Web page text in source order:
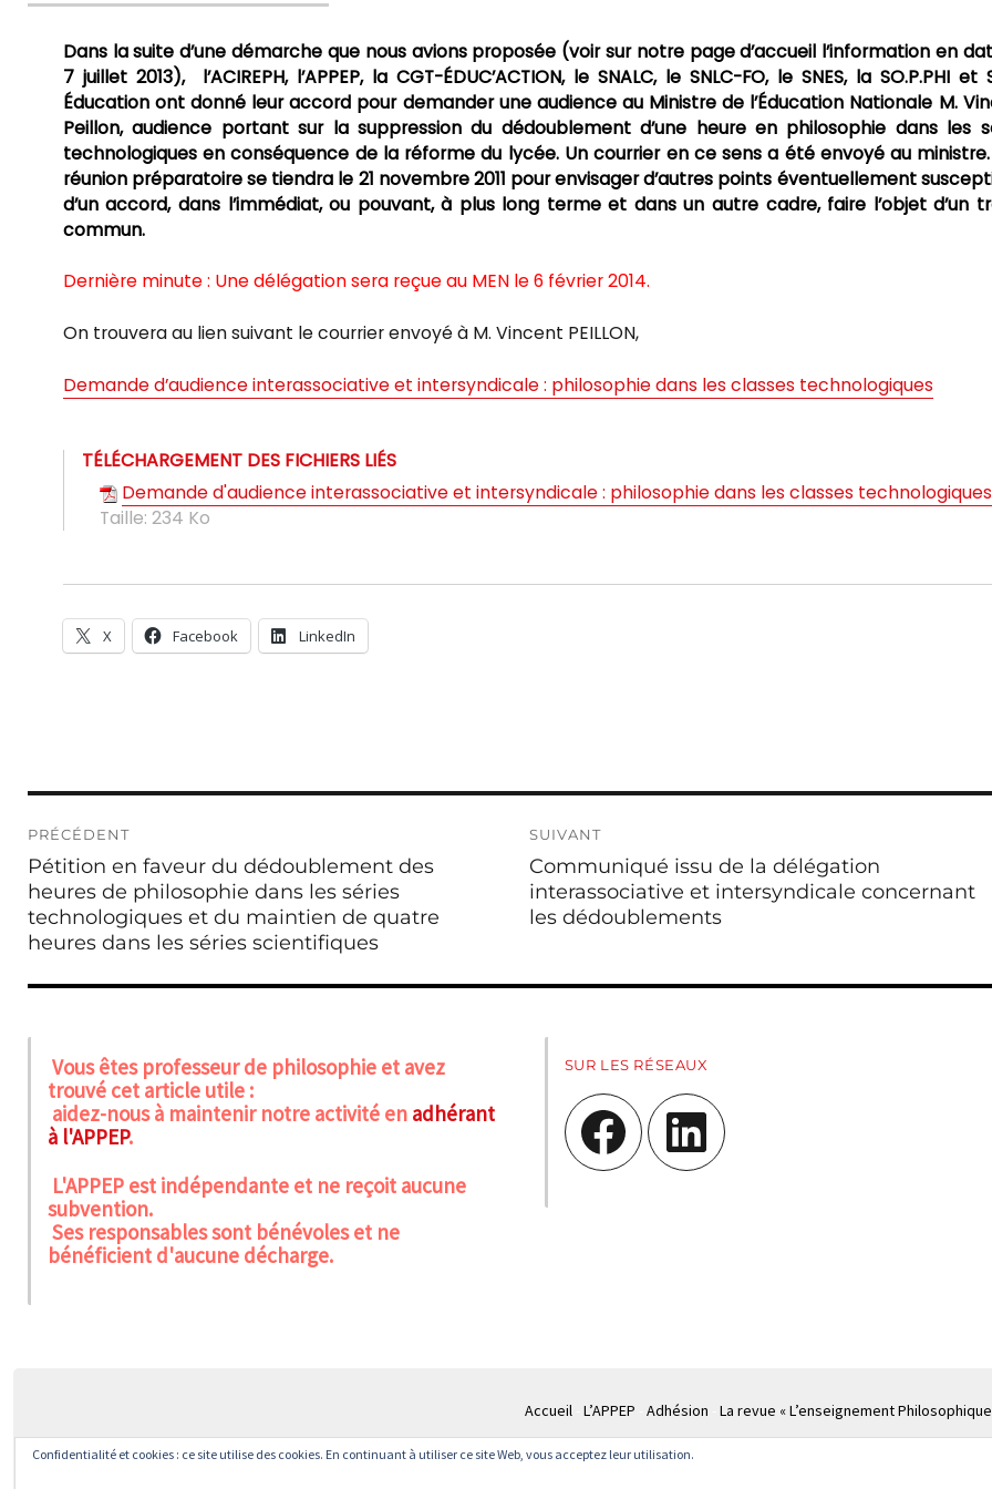
le
Dans la suite d’une démarche que nous avions proposée (voir sur notre page d’accueil l’information en
7 juillet 2013), l’ACIREPH, l’APPEP, la CGT-ÉDUC’ACTION, le SNALC, le SNLC-FO, le SNES, la SO.P.PHI et
Éducation ont donné leur accord pour demander une audience au Ministre de l’Éducation Nationale M.
Peillon, audience portant sur la suppression du dédoublement d’une heure en philosophie dans les
technologiques en conséquence de la réforme du lycée. Un courrier en ce sens a été envoyé au
réunion préparatoire se tiendra le 21 novembre 2011 pour envisager d’autres points éventuellement
d’un accord, dans l’immédiat, ou pouvant, à plus long terme et dans un autre cadre, faire l’objet d’un
commun.
Dernière minute : Une délégation sera reçue au MEN le 6 février 2014.
On trouvera au lien suivant le courrier envoyé à M. Vincent PEILLON,
Demande d’audience interassociative et intersyndicale : philosophie dans les classes technologiques
TÉLÉCHARGEMENT DES FICHIERS LIÉS
Demande d'audience interassociative et intersyndicale : philosophie dans les classes technologiques
Taille: 234 Ko
X Facebook LinkedIn
de
l’article
PRÉCÉDENT
Publication
précédente :
Pétition en faveur du dédoublement des
heures de philosophie dans les séries
technologiques et du maintien de quatre
heures dans les séries scientifiques
SUIVANT
Publication
suivante :
Communiqué issu de la délégation
interassociative et intersyndicale concernant
les dédoublements
Vous êtes professeur de philosophie et avez
trouvé cet article utile :
aidez-nous à maintenir notre activité en adhérant
à l'APPEP.
L'APPEP est indépendante et ne reçoit aucune
subvention.
Ses responsables sont bénévoles et ne
bénéficient d'aucune décharge.
SUR LES RÉSEAUX
Facebook LinkedIn
Accueil L’APPEP Adhésion La revue « L’enseignement
© APPEP Mentions légales
Confidentialité et cookies : ce site utilise des cookies. En continuant à utiliser ce site Web, vous acceptez leur utilisation.